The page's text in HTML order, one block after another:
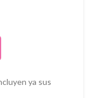
ya sus